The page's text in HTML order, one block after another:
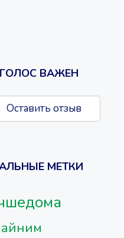
ВАЖЕН
Оставить отзыв
МЕТКИ